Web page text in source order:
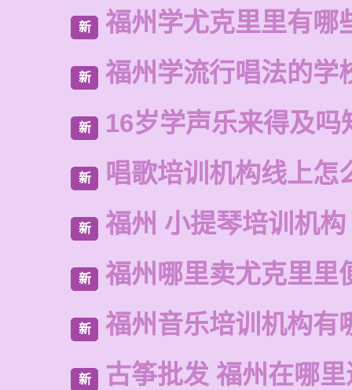
新 福州学尤克里里有哪
新 福州学流行唱法的学
新 16岁学声乐来得及吗
新 唱歌培训机构线上怎
新 福州 小提琴培训机构
新 福州哪里卖尤克里里
新 福州音乐培训机构有
新 古筝批发 福州在哪